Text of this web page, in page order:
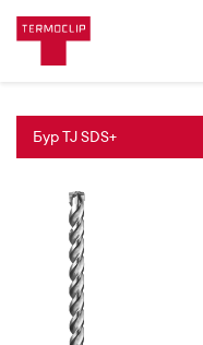
Бур TJ SDS+